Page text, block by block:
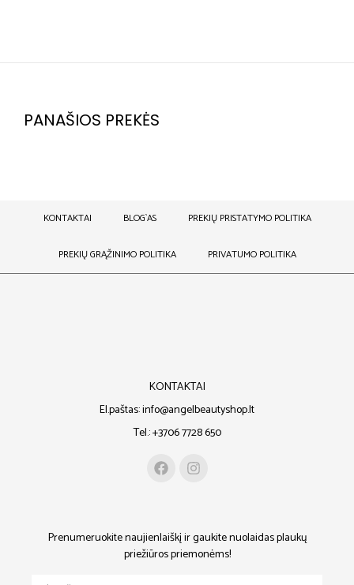
PANAŠIOS PREKĖS
KONTAKTAI BLOG`AS PREKIŲ PRISTATYMO POLITIKA
PREKIŲ GRĄŽINIMO POLITIKA PRIVATUMO POLITIKA
KONTAKTAI
El.paštas: info@angelbeautyshop.lt
Tel.: +3706 7728 650
Prenumeruokite naujienlaiškį ir gaukite nuolaidas plaukų
priežiūros priemonėms!